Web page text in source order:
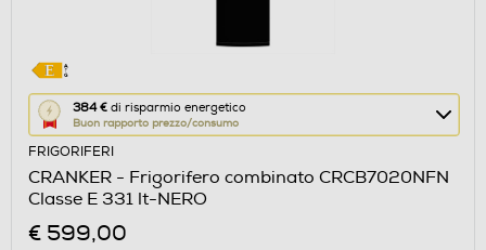
384 € di risparmio energetico
Buon rapporto prezzo/consumo
Questa
azione
aprirà
il
Calcolatore
di
FRIGORIFERI
CRANKER - Frigorifero combinato CRCB7020NFN
Classe E 331 lt-NERO
€ 599,00